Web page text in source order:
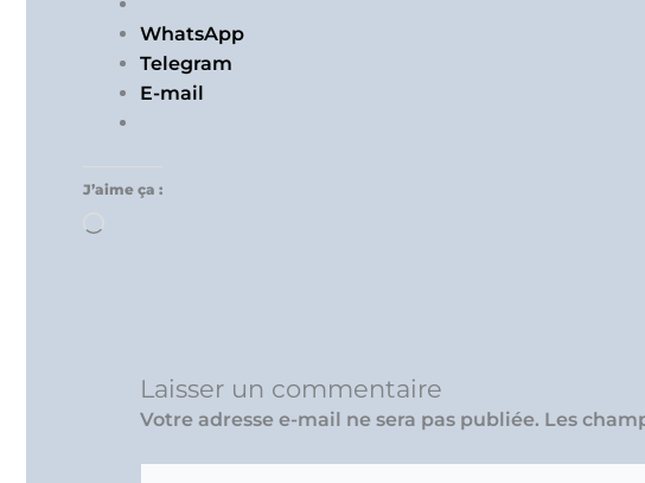
WhatsApp
Telegram
E-mail
J’aime ça :
Laisser un commentaire
Votre adresse e-mail ne sera pas publiée. Les